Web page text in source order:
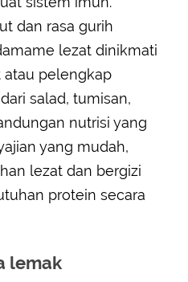
dan rasa gurih
lezat dinikmati
atau pelengkap
salad, tumisan,
nutrisi yang
yang mudah,
lezat dan bergizi
protein secara
lemak